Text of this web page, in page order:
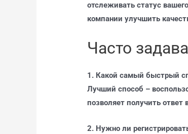
отслеживать статус
компании улучшить
Часто
1. Какой самый быстрый
Лучший способ –
позволяет получить ответ
2. Нужно ли